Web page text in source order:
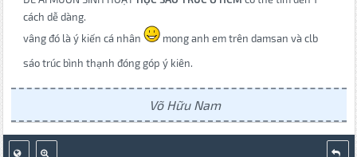
cách dễ dàng.
vâng đó là ý kiến cá nhân
mong anh em trên damsan và clb
sáo trúc bình thạnh đóng góp ý kiên.
Võ Hữu Nam